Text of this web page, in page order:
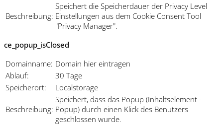
Beschreibung:
Speichert die Speicherdauer der Privacy Level
Einstellungen aus dem Cookie Consent Tool
"Privacy Manager".
ce_popup_isClosed
Domainname: Domain hier eintragen
Ablauf:
30 Tage
Speicherort:
Localstorage
Beschreibung:
Speichert, dass das Popup (Inhaltselement -
Popup) durch einen Klick des Benutzers
geschlossen wurde.